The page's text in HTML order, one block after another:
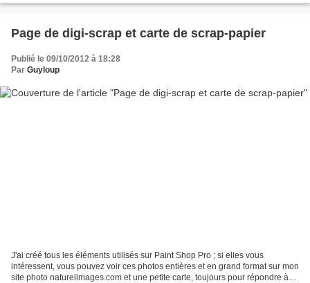
Page de digi-scrap et carte de scrap-papier
Publié le 09/10/2012 à 18:28
Par Guyloup
J'ai créé tous les éléments utilisés sur Paint Shop Pro ; si elles vous
intéressent, vous pouvez voir ces photos entières et en grand format sur mon
site photo naturelimages.com et une petite carte, toujours pour répondre à